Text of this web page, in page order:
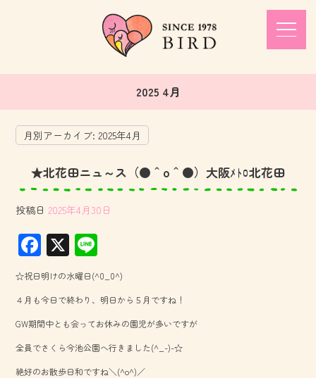
2025 4月
月別アーカイブ:2025年4月
★北花田ニュ～ス（●＾o＾●）大阪ﾒﾄﾛ北花田
投稿日 2025年4月30日
F
ac
e
b
o
ok
X
ne
☆祝日明けの水曜日(^0_0^)
４月も今日で終わり、明日から５月ですね！
GW期間中とも会ってお休みの園児が多いですが
全員でさくら今池公園へ行きました(^_-)-☆
絶好のお散歩日和ですね＼(^o^)／